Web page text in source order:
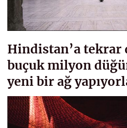
Hindistan’a tekrar
buçuk milyon
yeni bir ağ